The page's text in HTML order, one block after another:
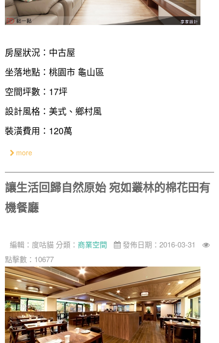
房屋狀況：中古屋
坐落地點：桃園市 龜山區
空間坪數：17坪
設計風格：美式、鄉村風
裝潢費用：120萬
more
讓生活回歸自然原始 宛如叢林的棉花田有
機餐廳
編輯： 度咕貓 分類： 商業空間
發佈日期：2016-03-31
點擊數：10677
裝潢計算機
裝潢進階計算機
裝潢圖紙免費健檢
居家
商業空間
辦公室
其他
面積
小坪數
21~30坪
31~50坪
51坪以上
風格
現代
簡約
休閒
預算
150萬以內
151萬~250萬
設計好手
台北市
新北市
桃園 新竹 竹北
台中
360環景體驗
你家我家 Podcast
虛擬線上裝潢
房屋仲介方案
裝潢輕鬆點
設計專欄
系統櫃
綠建材
居家風水
老屋翻新
全站搜尋
線上賞屋
北部
台北市
徵設計師